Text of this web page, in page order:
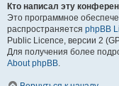
Кто написал эту
Это программное
распространяется phpBB
Public Licence, версии 2
Для получения более
About phpBB.